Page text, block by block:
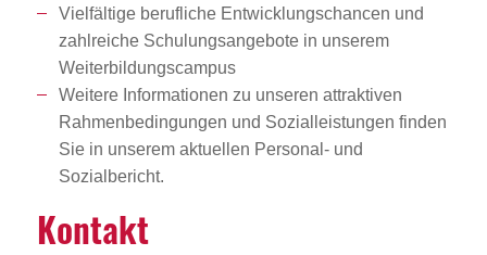
Vielfältige berufliche Entwicklungschancen und
zahlreiche Schulungsangebote in unserem
Weiterbildungscampus
Weitere Informationen zu unseren attraktiven
Rahmenbedingungen und Sozialleistungen finden
Sie in unserem aktuellen Personal- und
Sozialbericht.
Kontakt